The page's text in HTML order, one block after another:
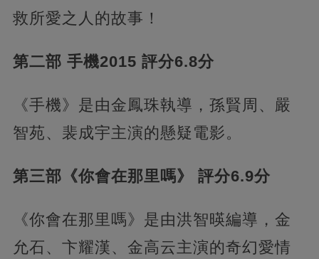
救所愛之人的故事！
第二部 手機2015 評分6.8分
《手機》是由金鳳珠執導，孫賢周、嚴
智苑、裴成宇主演的懸疑電影。
第三部《你會在那里嗎》 評分6.9分
《你會在那里嗎》是由洪智暎編導，金
允石、卞耀漢、金高云主演的奇幻愛情